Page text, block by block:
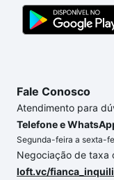
comprar o imóvel
conforto. Loft,
Fale Conosco
Atendimento para
Telefone e
Segunda-feira a sexta-
Negociação de taxa
loft.vc/